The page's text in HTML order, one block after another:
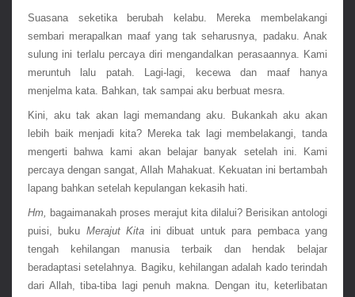
Suasana seketika berubah kelabu. Mereka membelakangi
sembari merapalkan maaf yang tak seharusnya, padaku. Anak
sulung ini terlalu percaya diri mengandalkan perasaannya. Kami
meruntuh lalu patah. Lagi-lagi, kecewa dan maaf hanya
menjelma kata. Bahkan, tak sampai aku berbuat mesra.
Kini, aku tak akan lagi memandang aku. Bukankah aku akan
lebih baik menjadi kita? Mereka tak lagi membelakangi, tanda
mengerti bahwa kami akan belajar banyak setelah ini. Kami
percaya dengan sangat, Allah Mahakuat. Kekuatan ini bertambah
lapang bahkan setelah kepulangan kekasih hati.
Hm, bagaimanakah proses merajut kita dilalui? Berisikan antologi
puisi, buku Merajut Kita ini dibuat untuk para pembaca yang
tengah kehilangan manusia terbaik dan hendak belajar
beradaptasi setelahnya. Bagiku, kehilangan adalah kado terindah
dari Allah, tiba-tiba lagi penuh makna. Dengan itu, keterlibatan